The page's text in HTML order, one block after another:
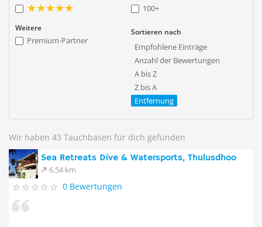
100+
Weitere
Premium-Partner
Sortieren nach
Empfohlene Einträge
Anzahl der Bewertungen
A bis Z
Z bis A
Entfernung
Wir haben 43 Tauchbasen für dich gefunden
Sea Retreats Dive & Watersports, Thulusdhoo
6.54 km
0 Bewertungen